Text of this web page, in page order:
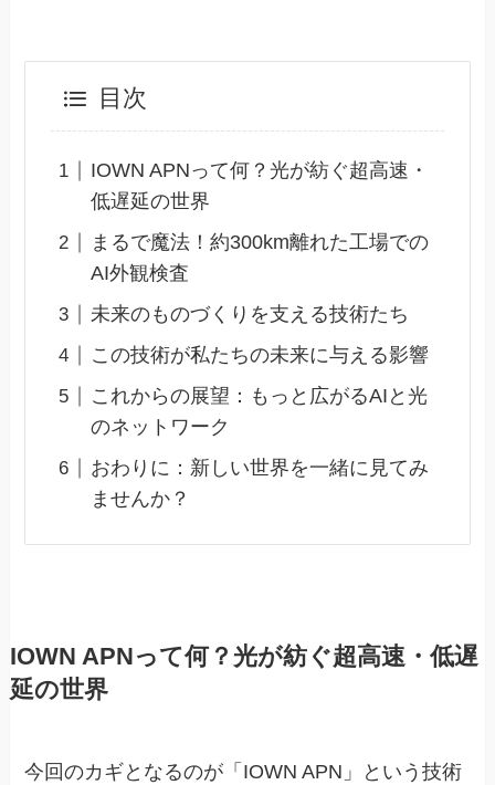
目次
IOWN APNって何？光が紡ぐ超高速・
低遅延の世界
まるで魔法！約300km離れた工場での
AI外観検査
未来のものづくりを支える技術たち
この技術が私たちの未来に与える影響
これからの展望：もっと広がるAIと光
のネットワーク
おわりに：新しい世界を一緒に見てみ
ませんか？
IOWN APNって何？光が紡ぐ超高速・低遅
延の世界
今回のカギとなるのが「IOWN APN」という技術